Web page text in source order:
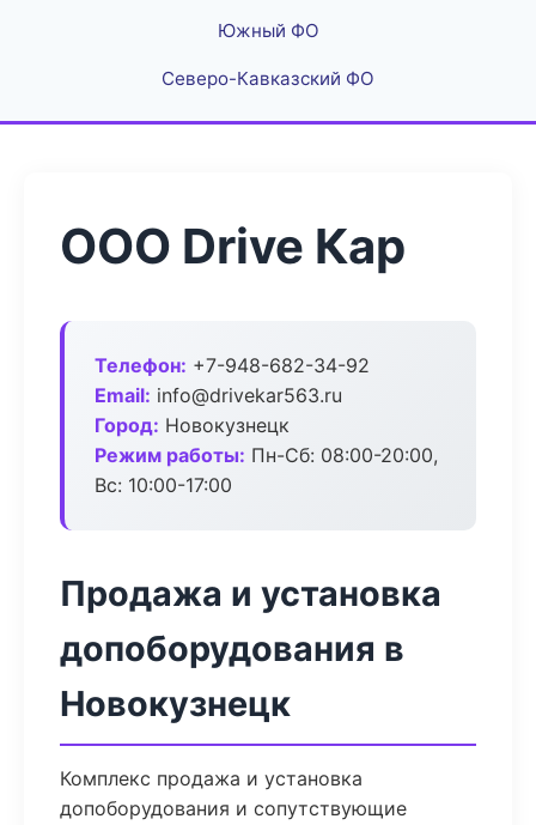
Южный ФО
Северо-Кавказский ФО
ООО Drive Кар
Телефон: +7-948-682-34-92
Email: info@drivekar563.ru
Город: Новокузнецк
Режим работы: Пн-Сб: 08:00-20:00,
Вс: 10:00-17:00
Продажа и установка
допоборудования в
Новокузнецк
Комплекс продажа и установка
допоборудования и сопутствующие